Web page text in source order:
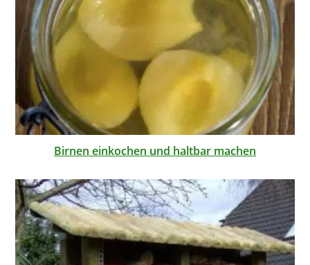
Birnen einkochen und haltbar machen